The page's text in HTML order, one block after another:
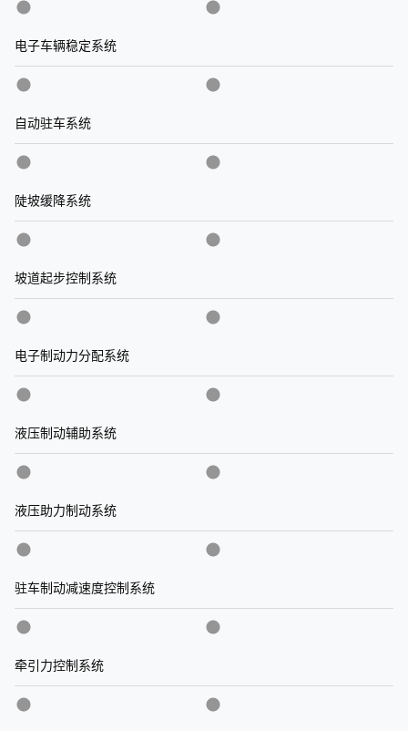
电子车辆稳定系统
自动驻车系统
陡坡缓降系统
坡道起步控制系统
电子制动力分配系统
液压制动辅助系统
液压助力制动系统
驻车制动减速度控制系统
牵引力控制系统